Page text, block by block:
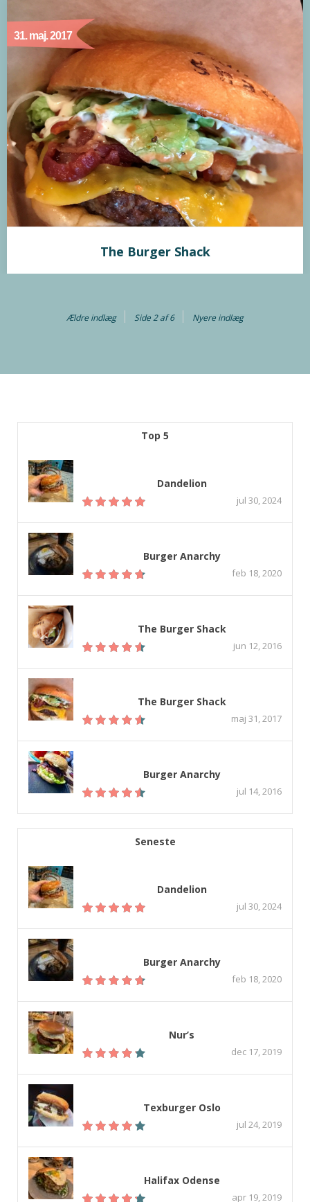
Sliders
Min vurdering:
Sliders holder stadig. Med omkring 10 forskellige slidere på
menukortet er der rig mulighed for at finde 3 burgere der
falder i din smag. Deres variation er god, og de formår at
skabe et rigtig godt samspil med deres fyld. Fritterne er
lækre og sprøde og deres mayoer smager godt. Bestemt ét
af de bedste burgersteder…
31. maj. 2017
The Burger Shack
The Burger Shack
Ældre indlæg Side 2 af 6 Nyere indlæg
Top 5
Dandelion
jul 30, 2024
Burger Anarchy
feb 18, 2020
The Burger Shack
jun 12, 2016
The Burger Shack
maj 31, 2017
Burger Anarchy
jul 14, 2016
Seneste
Dandelion
jul 30, 2024
Burger Anarchy
feb 18, 2020
Nur’s
dec 17, 2019
Texburger Oslo
jul 24, 2019
Halifax Odense
apr 19, 2019